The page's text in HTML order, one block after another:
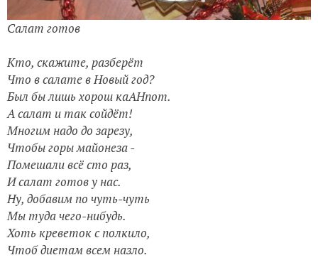
Салат готов
Кто, скажите, разберёт
Что в салате в Новый год?
Был бы лишь хорош каАНпот.
А салат и так сойдёт!
Многим надо до зарезу,
Чтобы горы майонеза -
Помешали всё сто раз,
И салат готов у нас.
Ну, добавим по чуть-чуть
Мы туда чего-нибудь.
Хоть креветок с полкило,
Чтоб диетам всем назло.